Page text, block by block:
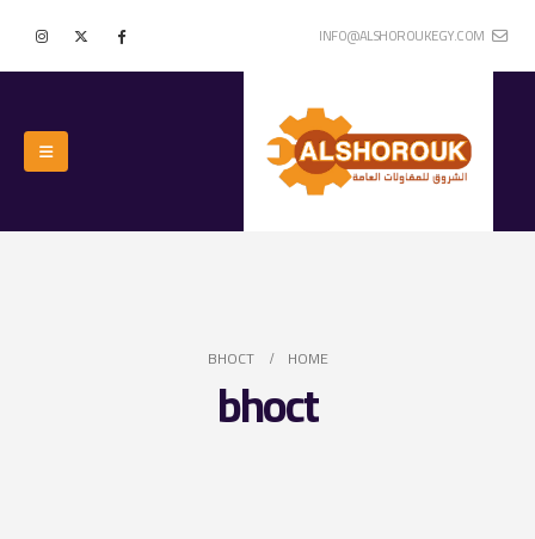
INFO@ALSHOROUKEGY.COM
HOME
BHOCT
bhoct